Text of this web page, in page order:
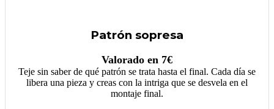
Patrón sopresa
Valorado en 7€
Teje sin saber de qué patrón se trata hasta el final. Cada día se
libera una pieza y creas con la intriga que se desvela en el
montaje final.